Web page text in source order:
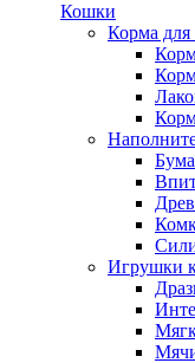
Кошки
Корма для
Игрушки